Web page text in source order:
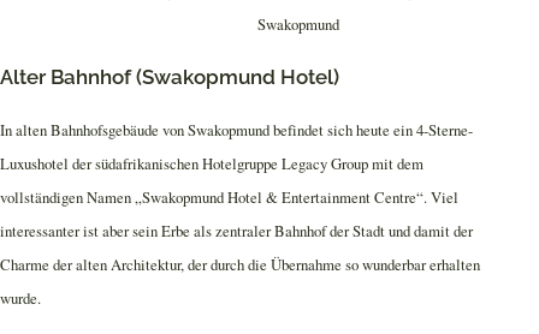
Alter Bahnhof (Swakopmund Hotel)
In alten Bahnhofsgebäude von Swakopmund befindet sich heute ein 4-Sterne-
Luxushotel der südafrikanischen Hotelgruppe Legacy Group mit dem
vollständigen Namen „Swakopmund Hotel & Entertainment Centre“. Viel
interessanter ist aber sein Erbe als zentraler Bahnhof der Stadt und damit der
Charme der alten Architektur, der durch die Übernahme so wunderbar erhalten
wurde.